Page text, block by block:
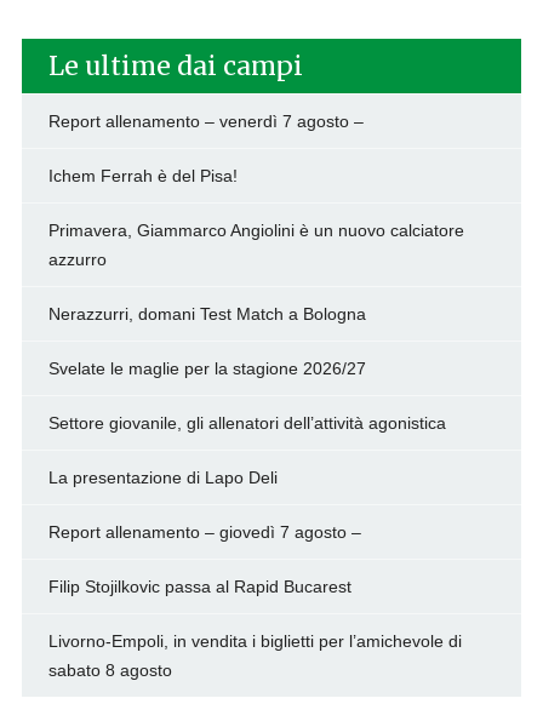
Le ultime dai campi
Report allenamento – venerdì 7 agosto –
Ichem Ferrah è del Pisa!
Primavera, Giammarco Angiolini è un nuovo calciatore
azzurro
Nerazzurri, domani Test Match a Bologna
Svelate le maglie per la stagione 2026/27
Settore giovanile, gli allenatori dell’attività agonistica
La presentazione di Lapo Deli
Report allenamento – giovedì 7 agosto –
Filip Stojilkovic passa al Rapid Bucarest
Livorno-Empoli, in vendita i biglietti per l’amichevole di
sabato 8 agosto